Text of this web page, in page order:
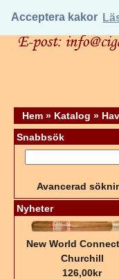
Acceptera kakor
Hem » Katalog »
Snabbsök
Avancerad
Nyheter
New World
Churchill
126,00kr